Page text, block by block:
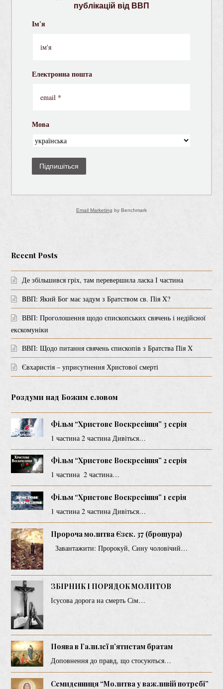
публікацій від ВВП
Ім'я
Електронна пошта
Мова
Підпишіться
Email Marketing by Benchmark
Recent Posts
Де збільшився гріх, там перевершила ласка І частина
BВП: Який Бог має задум з Братством св. Пія X?
ВВП: Проголошення щодо єпископських свячень і недійсної
екскомуніки
ВВП: Щодо питання свячень єпископів з Братства Пія X
Євхаристія – уприсутнення Христової смерті
Роздуми над Божим словом
Фільм “Христове Воскресіння” 3 серія
1 частина 2 частина Дивіться…
Фільм “Христове Воскресіння” 2 серія
1 частина 2 частина…
Фільм “Христове Воскресіння” 1 серія
1 частина 2 частина Дивіться…
Пророча молитва Єзек. 37 (брошура)
Завантажити: Пророкуй, Сину чоловічий…
ЗБІРНИК І ПОРЯДОК МОЛИТОВ
Ісусова дорога на смерть Сім…
Поява в Галилеї п’ятистам братам
Доповнення до правд, що стосуються…
Семиденниця “Молитва у важливій потребі”